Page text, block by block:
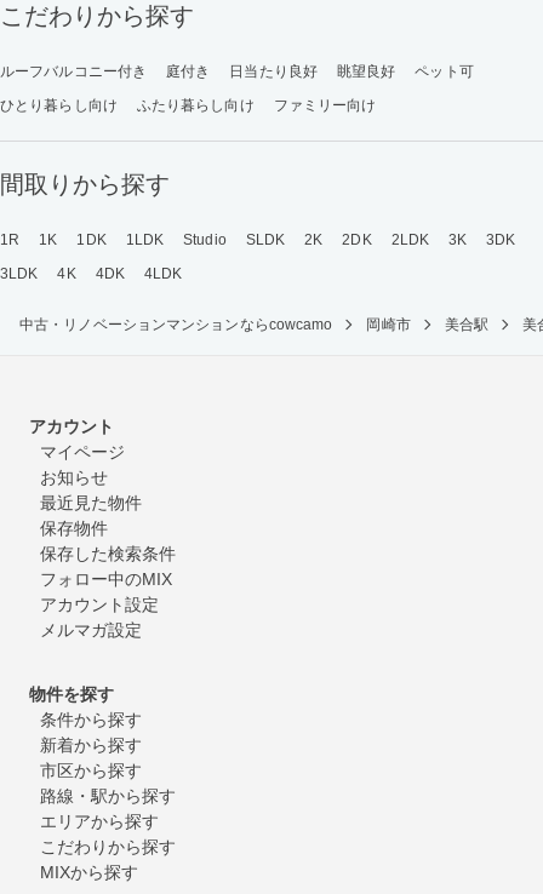
こだわりから探す
ルーフバルコニー付き 庭付き 日当たり良好 眺望良好
ペット可
ひとり暮らし向け
ふたり暮らし向け ファミリー向け
間取りから探す
1R 1K 1DK 1LDK Studio SLDK 2K 2DK 2LDK 3K
3DK
3LDK
4K 4DK 4LDK
中古・リノベーションマンションならcowcamo 岡崎市 美合駅 美
アカウント
マイページ
お知らせ
最近見た物件
保存物件
保存した検索条件
フォロー中のMIX
アカウント設定
メルマガ設定
物件を探す
条件から探す
新着から探す
市区から探す
路線・駅から探す
エリアから探す
こだわりから探す
MIXから探す